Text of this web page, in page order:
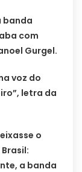
banda
com
Gurgel.
voz do
letra da
o
a banda